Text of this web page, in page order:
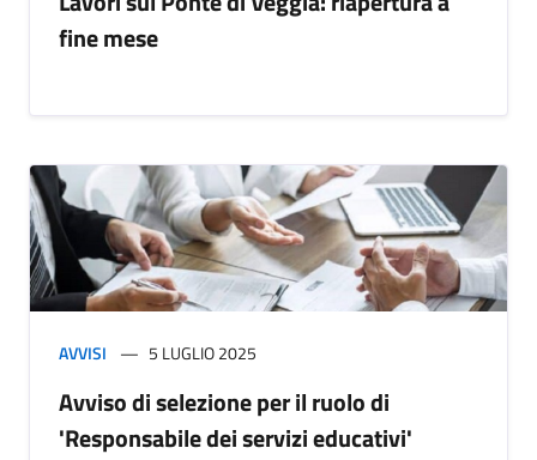
fine mese
AVVISI 5 LUGLIO 2025
Avviso di selezione per il ruolo di
'Responsabile dei servizi educativi'